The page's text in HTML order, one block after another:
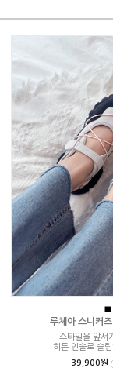
■
루체아 스니커
스타일을 앞서
히든 인솔로 슬
39,900원